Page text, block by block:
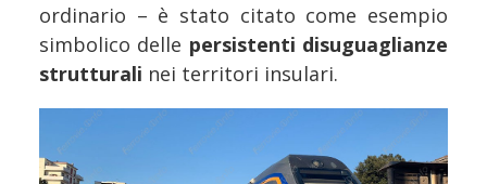
ordinario – è stato citato come esempio
simbolico delle persistenti disuguaglianze
strutturali nei territori insulari.